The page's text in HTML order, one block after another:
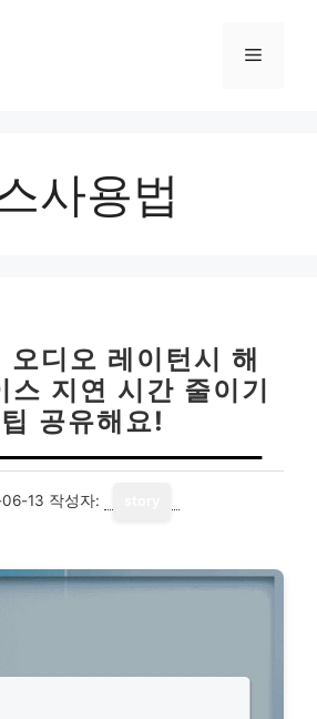
메
사용법
디오 레이턴시 해
지연 시간 줄이기
공유해요!
13 작성자: